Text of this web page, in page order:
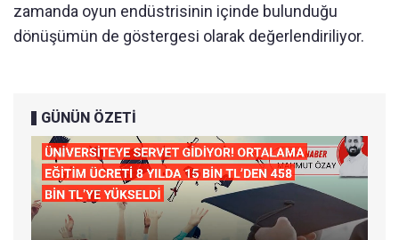
zamanda oyun endüstrisinin içinde bulunduğu
dönüşümün de göstergesi olarak değerlendiriliyor.
GÜNÜN ÖZETİ